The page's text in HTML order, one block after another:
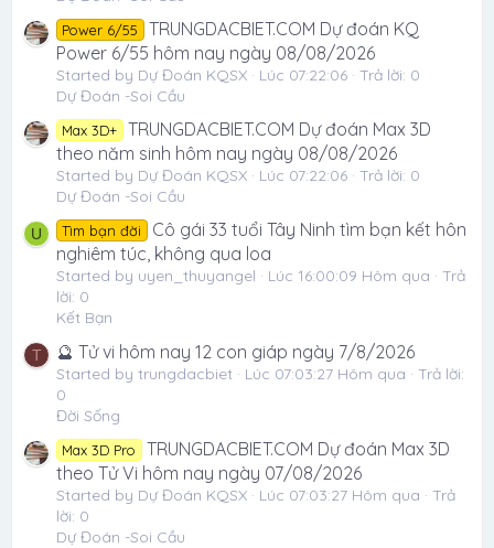
Power 6/55
TRUNGDACBIET.COM Dự đoán KQ
Power 6/55 hôm nay ngày 08/08/2026
Started by Dự Đoán KQSX Lúc 07:22:06
Trả lời: 0
Dự Đoán -Soi Cầu
Max 3D+
TRUNGDACBIET.COM Dự đoán Max 3D
theo năm sinh hôm nay ngày 08/08/2026
Started by Dự Đoán KQSX Lúc 07:22:06
Trả lời: 0
Dự Đoán -Soi Cầu
U Tìm bạn đời
Cô gái 33 tuổi Tây Ninh tìm bạn kết hôn
nghiêm túc, không qua loa
Started by uyen_thuyangel Lúc 16:00:09 Hôm qua
Trả
lời: 0
Kết Bạn
T 🔮 Tử vi hôm nay 12 con giáp ngày 7/8/2026
Started by trungdacbiet Lúc 07:03:27 Hôm qua
Trả lời:
0
Đời Sống
Max 3D Pro
TRUNGDACBIET.COM Dự đoán Max 3D
theo Tử Vi hôm nay ngày 07/08/2026
Started by Dự Đoán KQSX Lúc 07:03:27 Hôm qua
Trả
lời: 0
Dự Đoán -Soi Cầu